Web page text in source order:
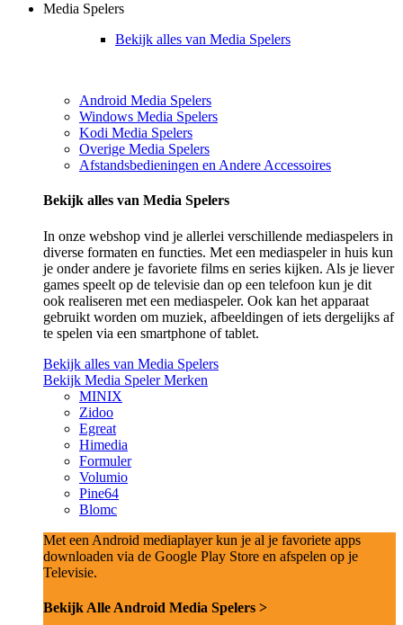
Media Spelers
Bekijk alles van Media Spelers
Android Media Spelers
Windows Media Spelers
Kodi Media Spelers
Overige Media Spelers
Afstandsbedieningen en Andere Accessoires
Bekijk alles van Media Spelers
In onze webshop vind je allerlei verschillende mediaspelers in
diverse formaten en functies. Met een mediaspeler in huis kun
je onder andere je favoriete films en series kijken. Als je liever
games speelt op de televisie dan op een telefoon kun je dit
ook realiseren met een mediaspeler. Ook kan het apparaat
gebruikt worden om muziek, afbeeldingen of iets dergelijks af
te spelen via een smartphone of tablet.
Bekijk alles van Media Spelers
Bekijk Media Speler Merken
MINIX
Zidoo
Egreat
Himedia
Formuler
Volumio
Pine64
Blomc
Met een Android mediaplayer kun je al je favoriete apps
downloaden via de Google Play Store en afspelen op je
Televisie.
Bekijk Alle Android Media Spelers >